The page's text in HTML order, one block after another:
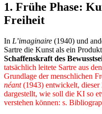
1. Frühe Phase:
Freiheit
In L’imaginaire (1940) und
Sartre die Kunst als ein
Schaffenskraft des
tatsächlich leitete Sartre aus
Grundlage der menschlichen
néant(1943) entwickelt, dieser
dargestellt, wie soll die KI so
verstehen können: s.